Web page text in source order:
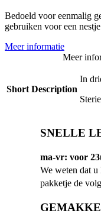
Bedoeld voor eenmalig
gebruiken voor een
Meer informatie
Meer
Short Description
In
SNELLE
ma-vr: voor
We weten dat u
pakketje de